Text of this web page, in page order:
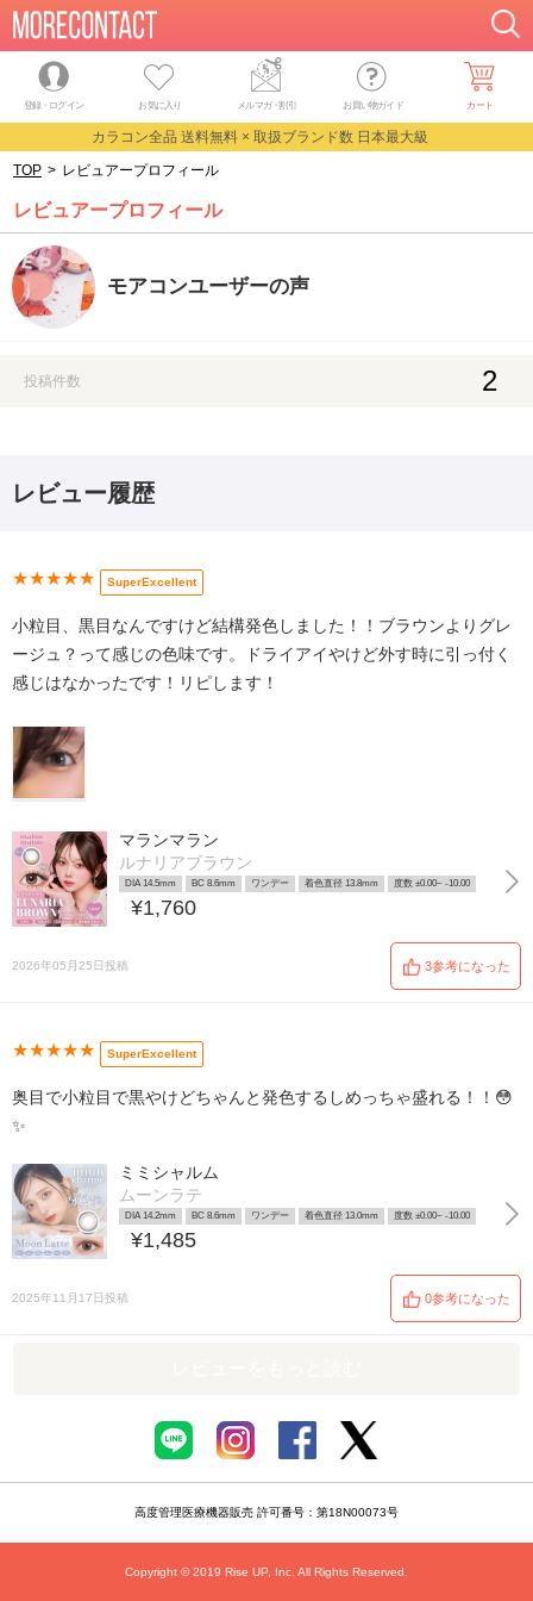
登録・ログイン お気に入り メルマガ・割引 お買い物ガイド カート
カラコン全品 送料無料 × 取扱ブランド数 日本最大級
TOP > レビュアープロフィール
レビュアープロフィール
モアコンユーザーの声
投稿件数 2
レビュー履歴
★★★★★ SuperExcellent
小粒目、黒目なんですけど結構発色しました！！ブラウンよりグレ
ージュ？って感じの色味です。ドライアイやけど外す時に引っ付く
感じはなかったです！リピします！
マランマラン
ルナリアブラウン
DIA 14.5mm BC 8.6mm ワンデー 着色直径 13.8mm 度数 ±0.00~ -10.00
¥1,760
2026年05月25日投稿 3参考になった
★★★★★ SuperExcellent
奥目で小粒目で黒やけどちゃんと発色するしめっちゃ盛れる！！😳
✨
ミミシャルム
ムーンラテ
DIA 14.2mm BC 8.6mm ワンデー 着色直径 13.0mm 度数 ±0.00~ -10.00
¥1,485
2025年11月17日投稿 0参考になった
高度管理医療機器販売 許可番号：第18N00073号
Copyright © 2019 Rise UP, Inc. All Rights Reserved.